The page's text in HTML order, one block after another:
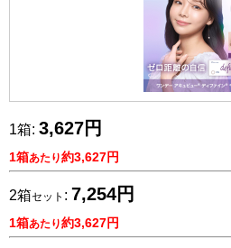
1箱: 3,627円
1箱あたり約3,627円
2箱セット : 7,254円
1箱あたり約3,627円